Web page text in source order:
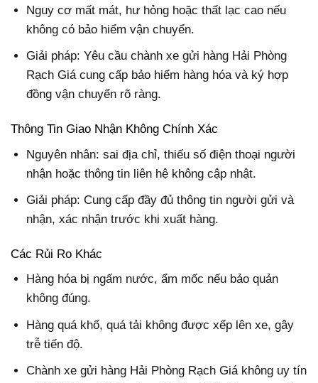
Nguy cơ mất mát, hư hỏng hoặc thất lạc cao nếu
không có bảo hiểm vận chuyển.
Giải pháp: Yêu cầu chành xe gửi hàng Hải Phòng
Rạch Giá cung cấp bảo hiểm hàng hóa và ký hợp
đồng vận chuyển rõ ràng.
Thông Tin Giao Nhận Không Chính Xác
Nguyên nhân: sai địa chỉ, thiếu số điện thoại người
nhận hoặc thông tin liên hệ không cập nhật.
Giải pháp: Cung cấp đầy đủ thông tin người gửi và
nhận, xác nhận trước khi xuất hàng.
Các Rủi Ro Khác
Hàng hóa bị ngấm nước, ẩm mốc nếu bảo quản
không đúng.
Hàng quá khổ, quá tải không được xếp lên xe, gây
trễ tiến độ.
Chành xe gửi hàng Hải Phòng Rạch Giá không uy tín